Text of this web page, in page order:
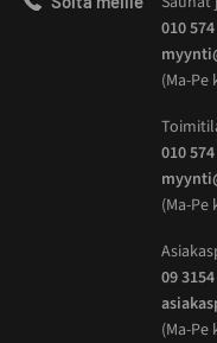
010
(Ma-Pe
010
(Ma-Pe
09
(Ma-Pe